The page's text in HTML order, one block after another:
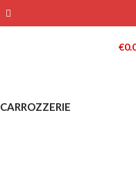
€
CARROZZERIE